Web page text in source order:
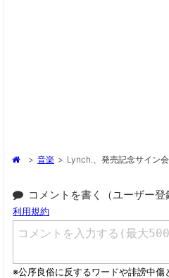
> 音楽 > Lynch.、発売記念サイン
コメントを書く（ユーザー登